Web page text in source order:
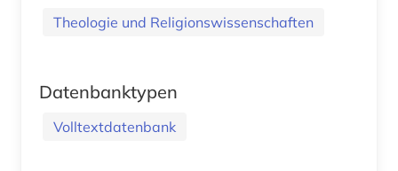
Theologie und Religionswissenschaften
Datenbanktypen
Volltextdatenbank